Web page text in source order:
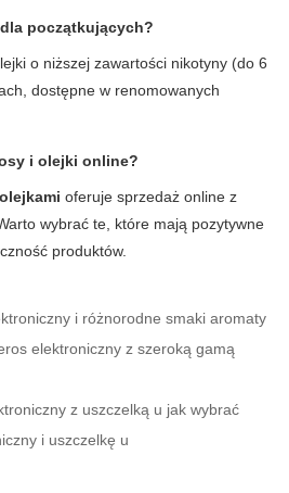
początkujących?
o niższej zawartości nikotyny (do 6
dostępne w renomowanych
i olejki online?
oferuje sprzedaż online z
wybrać te, które mają pozytywne
produktów.
i różnorodne smaki aromaty
elektroniczny z szeroką gamą
z uszczelką u jak wybrać
i uszczelkę u